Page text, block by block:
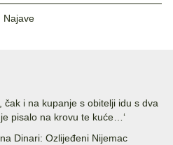
Najave
čak i na kupanje s obitelji idu s dva
pisalo na krovu te kuće…‘
Dinari: Ozlijeđeni Nijemac